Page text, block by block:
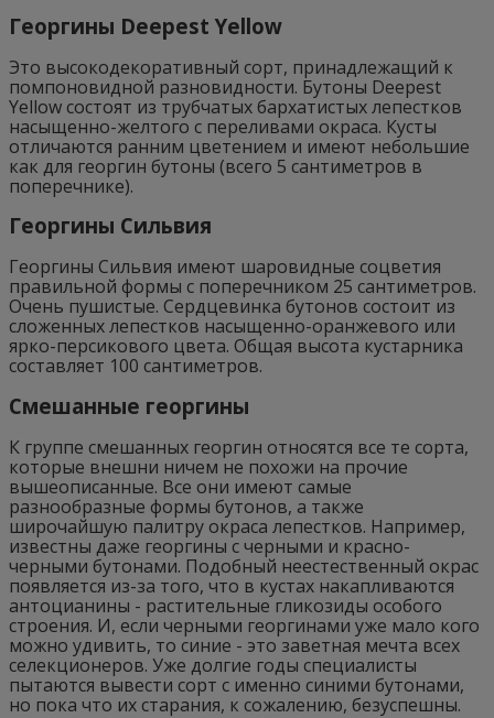
Георгины Deepest Yellow
Это высокодекоративный сорт, принадлежащий к
помпоновидной разновидности. Бутоны Deepest
Yellow состоят из трубчатых бархатистых лепестков
насыщенно-желтого с переливами окраса. Кусты
отличаются ранним цветением и имеют небольшие
как для георгин бутоны (всего 5 сантиметров в
поперечнике).
Георгины Сильвия
Георгины Сильвия имеют шаровидные соцветия
правильной формы с поперечником 25 сантиметров.
Очень пушистые. Сердцевинка бутонов состоит из
сложенных лепестков насыщенно-оранжевого или
ярко-персикового цвета. Общая высота кустарника
составляет 100 сантиметров.
Смешанные георгины
К группе смешанных георгин относятся все те сорта,
которые внешни ничем не похожи на прочие
вышеописанные. Все они имеют самые
разнообразные формы бутонов, а также
широчайшую палитру окраса лепестков. Например,
известны даже георгины с черными и красно-
черными бутонами. Подобный неестественный окрас
появляется из-за того, что в кустах накапливаются
антоцианины - растительные гликозиды особого
строения. И, если черными георгинами уже мало кого
можно удивить, то синие - это заветная мечта всех
селекционеров. Уже долгие годы специалисты
пытаются вывести сорт с именно синими бутонами,
но пока что их старания, к сожалению, безуспешны.